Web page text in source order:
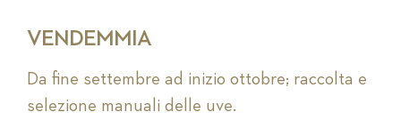
VENDEMMIA
Da fine settembre ad inizio ottobre; raccolta e
selezione manuali delle uve.